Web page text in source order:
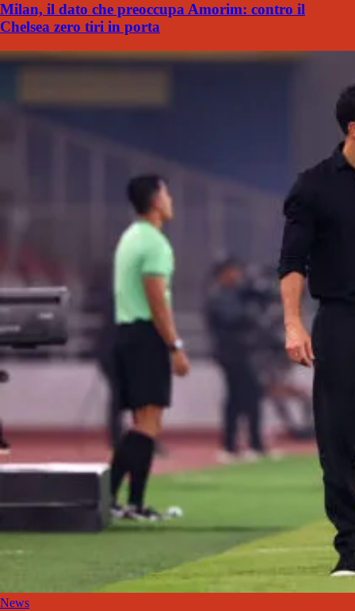
Milan, il dato che preoccupa Amorim: contro il
Chelsea zero tiri in porta
News